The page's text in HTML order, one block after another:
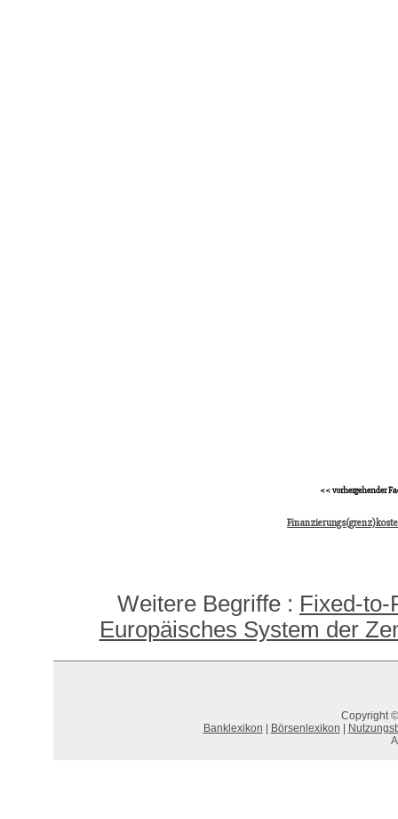
<< vorhergehender
Weitere Begriffe : Fixed-to-
Europäisches System der
Copyright
Banklexikon
Börsenlexikon